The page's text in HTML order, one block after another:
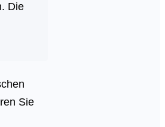
Die
Sie